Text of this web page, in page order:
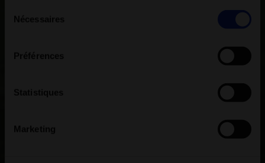
Nécessaires
Préférences
Statistiques
Marketing